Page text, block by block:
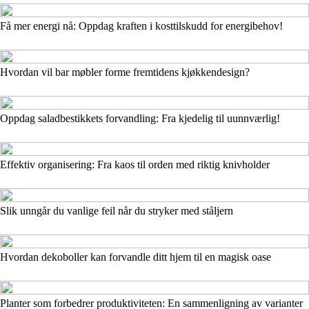
Få mer energi nå: Oppdag kraften i kosttilskudd for energibehov!
Hvordan vil bar møbler forme fremtidens kjøkkendesign?
Oppdag saladbestikkets forvandling: Fra kjedelig til uunnværlig!
Effektiv organisering: Fra kaos til orden med riktig knivholder
Slik unngår du vanlige feil når du stryker med ståljern
Hvordan dekoboller kan forvandle ditt hjem til en magisk oase
Planter som forbedrer produktiviteten: En sammenligning av varianter